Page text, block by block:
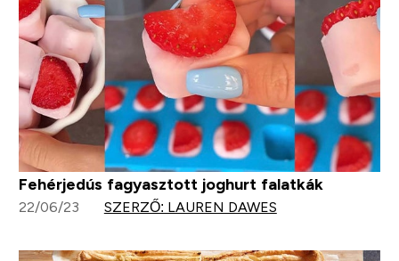
Fehérjedús fagyasztott joghurt falatkák
22/06/23 SZERZŐ: LAUREN DAWES